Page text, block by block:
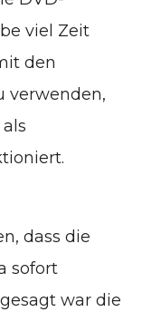
viel Zeit
den
verwenden,
dass die
sofort
war die